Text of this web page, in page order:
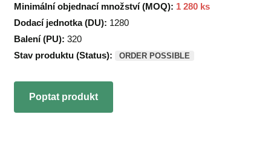
Minimální objednací množství (MOQ): 1 280 ks
Dodací jednotka (DU): 1280
Balení (PU): 320
Stav produktu (Status):
ORDER POSSIBLE
Poptat produkt